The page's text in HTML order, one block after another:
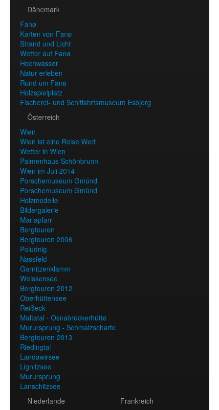
Dänemark
Fanø
Karten von Fanø
Strand und Licht
Wetter auf Fanø
Hochwasser
Natur erleben
Rund um Fanø
Holzspielplatz
Fischerei- und Schiffahrtsmuseum Esbjerg
Österreich
Wien
Wien ist eine Reise Wert
Wetter in Wien
Palmenhaus Schönbrunn
Wien im Juli 2014
Porschemuseum Gmünd
Porschemuseum Gmünd
Holzmodelle
Bildergalerie
Mariapfarr
Bergtouren
Bergtouren 2006
Poludnig
Nassfeld
Garnitzenklamm
Weissensee
Bergtouren 2012
Oberhüttensee
Reißeck
Maltatal - Osnabrückerhütte
Murursprung - Schmalzscharte
Bergtouren 2013
Riedingtal
Landawirsee
Lignitzsee
Murursprung
Lanschitzsee
Niederlande
Frankreich